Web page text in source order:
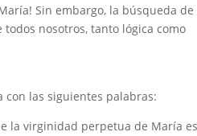
Sin embargo, la búsqueda de
nosotros, tanto lógica como
las siguientes palabras:
la virginidad perpetua de María es